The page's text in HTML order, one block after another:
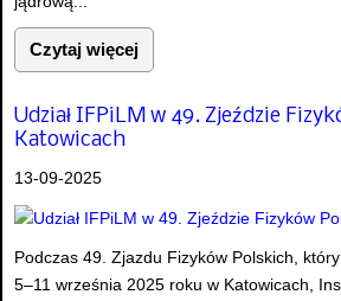
Czytaj więcej
Udział IFPiLM w 49. Zjeździe
Katowicach
13-09-2025
Podczas 49. Zjazdu Fizyków Polskich,
5–11 września 2025 roku w Katowicach,